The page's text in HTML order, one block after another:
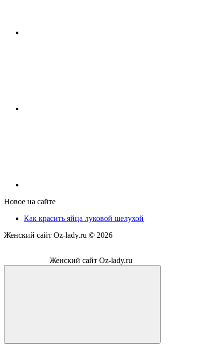
Новое на сайте
Как красить яйца луковой шелухой
Женский сайт Oz-lady.ru © 2026
Женский сайт Oz-lady.ru